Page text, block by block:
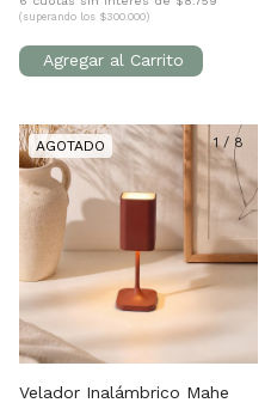
(superando los $300.000)
1/ 8
Velador Inalámbrico Mahe